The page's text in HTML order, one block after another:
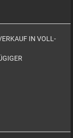
IN VOLL-